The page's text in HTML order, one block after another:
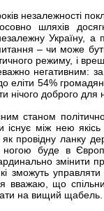
незалежності
шляхів
Україну,
– чи може бути
режиму, і
негативним:
еліти 54%
нічого доброго
станом
між нею якісь
як провідну ланку
ногою буде в
змінити
зможуть
я вважаю, що
на вищий щабель.